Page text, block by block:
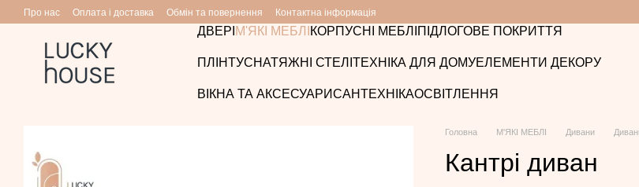
Перейти до основного контенту
Про нас Оплата і доставка Обмін та повернення Контактна інформація
ДВЕРІ М'ЯКІ МЕБЛІ КОРПУСНІ МЕБЛІ ПІДЛОГОВЕ ПОКРИТТЯ
ПЛІНТУСНАТЯЖНІ СТЕЛІ ТЕХНІКА ДЛЯ ДОМУЕЛЕМЕНТИ ДЕКОРУ
ВІКНА ТА АКСЕСУАРИСАНТЕХНІКАОСВІТЛЕННЯ
Головна М'ЯКІ МЕБЛІ Дивани
Кантрі диван